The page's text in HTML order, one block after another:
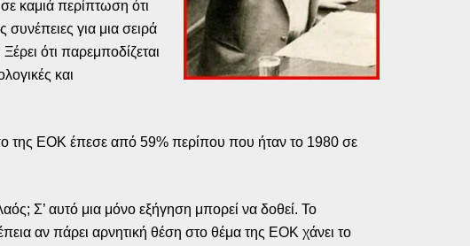
καμιά περίπτωση ότι
συνέπειες για μια σειρά
ότι παρεμποδίζεται
και
της ΕΟΚ έπεσε από 59% περίπου που ήταν το 1980 σε
Σ’ αυτό μια μόνο εξήγηση μπορεί να δοθεί. Το
αν πάρει αρνητική θέση στο θέμα της ΕΟΚ χάνει το